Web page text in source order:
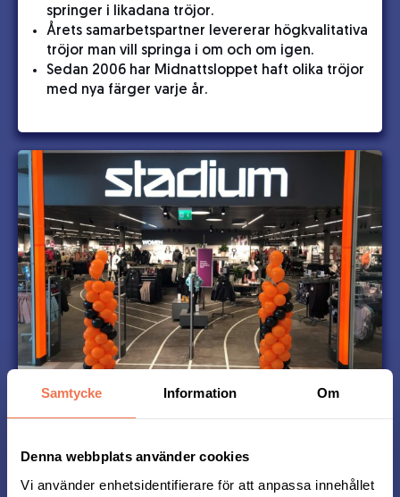
Samtycke Information Om
Denna webbplats använder cookies
Vi använder enhetsidentifierare för att anpassa innehållet
springer i likadana tröjor.
Årets samarbetspartner levererar högkvalitativa
tröjor man vill springa i om och om igen.
Sedan 2006 har Midnattsloppet haft olika tröjor
med nya färger varje år.
Startpaket
ditt startpaket i den Stadiumbutik du valt vid
anmälan.